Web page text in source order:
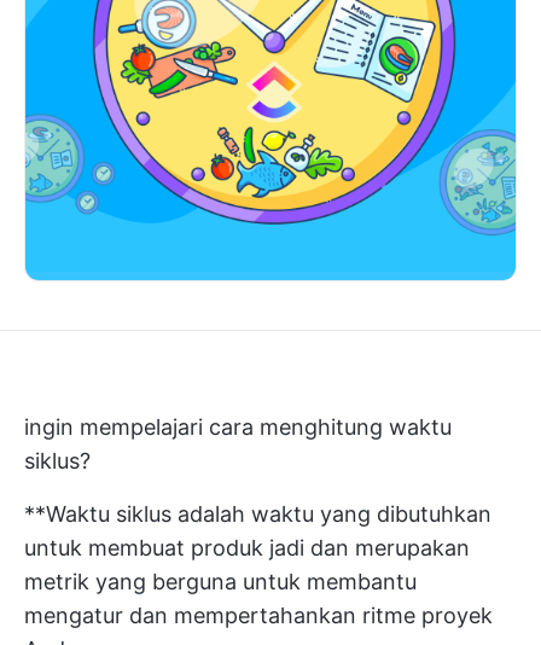
ingin mempelajari cara menghitung waktu
siklus?
**Waktu siklus adalah waktu yang dibutuhkan
untuk membuat produk jadi dan merupakan
metrik yang berguna untuk membantu
mengatur dan mempertahankan ritme proyek